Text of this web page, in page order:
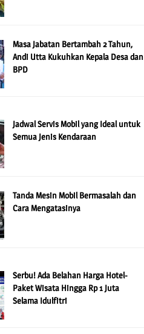
Masa Jabatan Bertambah 2 Tahun,
Andi Utta Kukuhkan Kepala Desa dan
BPD
Jadwal Servis Mobil yang Ideal untuk
Semua Jenis Kendaraan
Tanda Mesin Mobil Bermasalah dan
Cara Mengatasinya
Serbu! Ada Belahan Harga Hotel-
Paket Wisata Hingga Rp 1 Juta
Selama Idulfitri